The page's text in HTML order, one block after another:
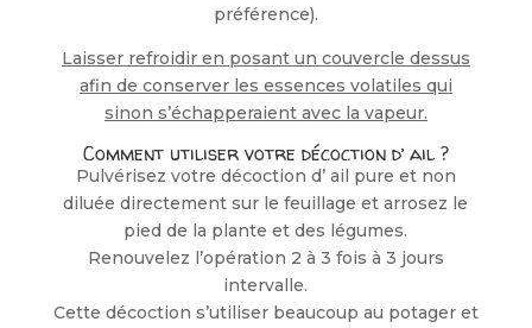
préférence).
Laisser refroidir en posant un couvercle dessus
afin de conserver les essences volatiles qui
sinon s’échapperaient avec la vapeur.
Comment utiliser votre décoction d’ ail ?
Pulvérisez votre décoction d’ ail pure et non
diluée directement sur le feuillage et arrosez le
pied de la plante et des légumes.
Renouvelez l’opération 2 à 3 fois à 3 jours
intervalle.
Cette décoction s’utiliser beaucoup au potager et